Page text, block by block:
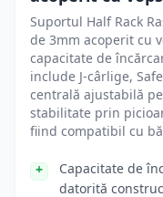
Suportul Half Rack
de 3mm acoperit cu
capacitate de
include J-cârlige,
centrală ajustabilă
stabilitate prin
fiind compatibil cu
Capacitate de
datorită